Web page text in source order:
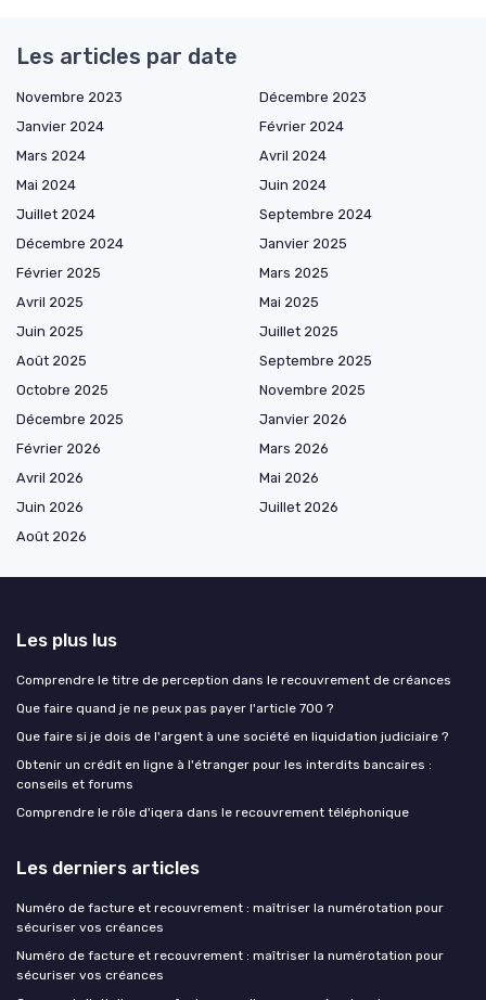
Les articles par date
Novembre 2023
Décembre 2023
Janvier 2024
Février 2024
Mars 2024
Avril 2024
Mai 2024
Juin 2024
Juillet 2024
Septembre 2024
Décembre 2024
Janvier 2025
Février 2025
Mars 2025
Avril 2025
Mai 2025
Juin 2025
Juillet 2025
Août 2025
Septembre 2025
Octobre 2025
Novembre 2025
Décembre 2025
Janvier 2026
Février 2026
Mars 2026
Avril 2026
Mai 2026
Juin 2026
Juillet 2026
Août 2026
Les plus lus
Comprendre le titre de perception dans le recouvrement de créances
Que faire quand je ne peux pas payer l'article 700 ?
Que faire si je dois de l'argent à une société en liquidation judiciaire ?
Obtenir un crédit en ligne à l'étranger pour les interdits bancaires :
conseils et forums
Comprendre le rôle d'iqera dans le recouvrement téléphonique
Les derniers articles
Numéro de facture et recouvrement : maîtriser la numérotation pour
sécuriser vos créances
Numéro de facture et recouvrement : maîtriser la numérotation pour
sécuriser vos créances